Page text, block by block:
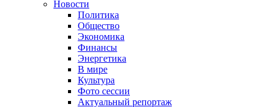
Новости
Политика
Общество
Экономика
Финансы
Энергетика
В мире
Культура
Фото сессии
Актуальный репортаж